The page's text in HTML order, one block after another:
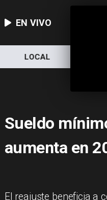
EN VIVO
LOCAL
Sueldo
aumenta en
El reajuste beneficia a